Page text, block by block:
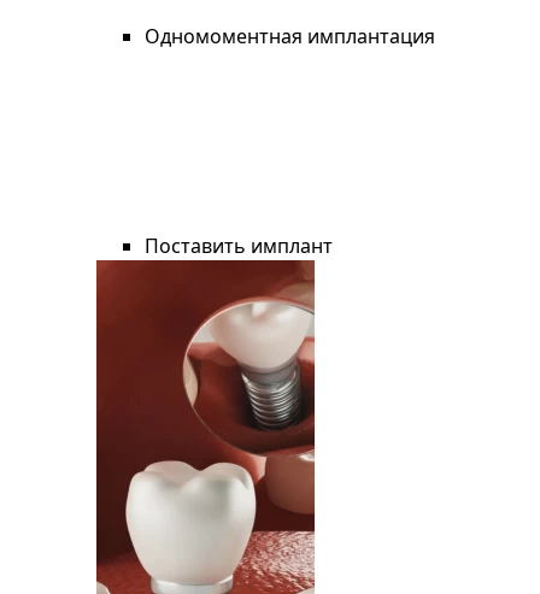
Одномоментная имплантация
Поставить имплант